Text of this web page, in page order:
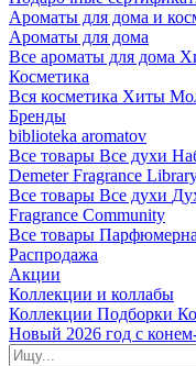
Ароматы для дома и
Ароматы для дома
Все ароматы для дома
Косметика
Вся косметика Хиты
Бренды
biblioteka aromatov
Все товары Все духи
Demeter Fragrance
Все товары Все духи
Fragrance Community
Все товары
Распродажа
Акции
Коллекции и коллабы
Коллекции Подборки
Новый 2026 год с